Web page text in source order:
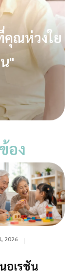
ณห่วงใย
"
อง
2026
อเรชัน